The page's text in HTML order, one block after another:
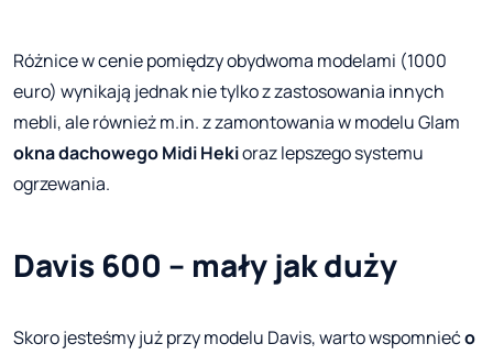
Różnice w cenie pomiędzy obydwoma modelami (1000
euro) wynikają jednak nie tylko z zastosowania innych
mebli, ale również m.in. z zamontowania w modelu Glam
okna dachowego Midi Hekioraz lepszego systemu
ogrzewania.
Davis 600 – mały jak duży
Skoro jesteśmy już przy modelu Davis, warto wspomniećo